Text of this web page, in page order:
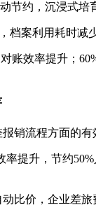
节约，沉浸式培
案利用耗时
账效率提升；
销流程方面的有
提升，节约
比价，企业差